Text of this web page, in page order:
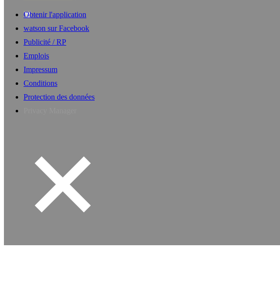
Obtenir l'application
watson sur Facebook
Publicité / RP
Emplois
Impressum
Conditions
Protection des données